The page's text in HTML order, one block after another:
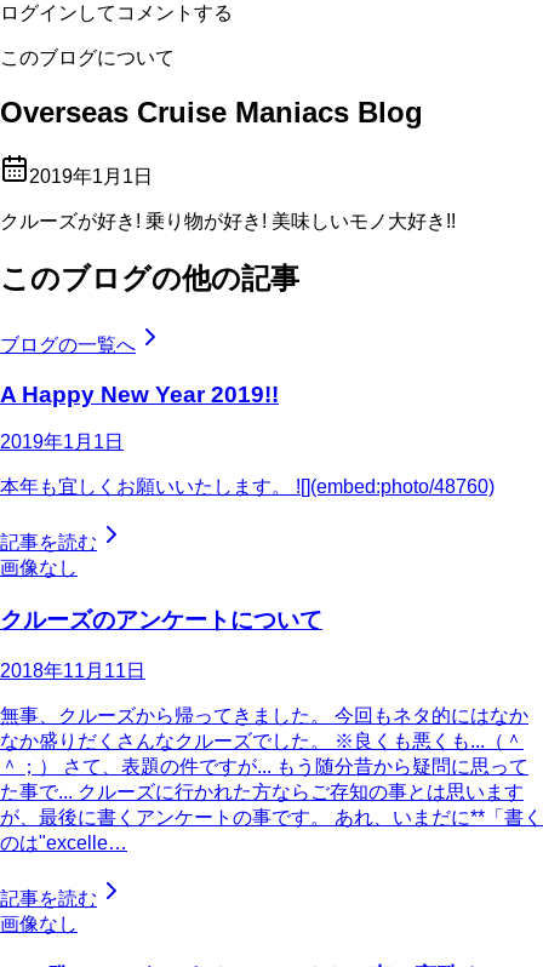
ログインしてコメントする
このブログについて
Overseas Cruise Maniacs Blog
2019年1月1日
クルーズが好き! 乗り物が好き! 美味しいモノ大好き!!
このブログの他の記事
ブログの一覧へ
A Happy New Year 2019!!
2019年1月1日
本年も宜しくお願いいたします。 ![](embed:photo/48760)
記事を読む
画像なし
クルーズのアンケートについて
2018年11月11日
無事、クルーズから帰ってきました。 今回もネタ的にはなか
なか盛りだくさんなクルーズでした。 ※良くも悪くも...（＾
＾；） さて、表題の件ですが... もう随分昔から疑問に思って
た事で... クルーズに行かれた方ならご存知の事とは思います
が、最後に書くアンケートの事です。 あれ、いまだに**「書く
のは"excelle…
記事を読む
画像なし